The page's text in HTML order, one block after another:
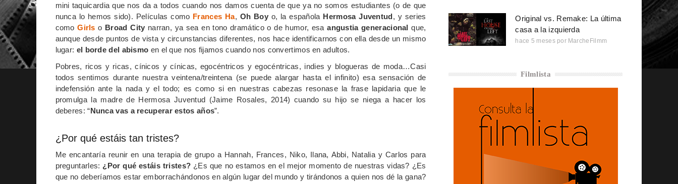
mini taquicardia que nos da a todos cuando nos damos cuenta de que ya no somos estudiantes (o de que
nunca lo hemos sido). Películas como Frances Ha, Oh Boyo, la española Hermosa Juventud, y series
comoGirls o Broad City narran, ya sea en tono dramático o de humor, esaangustia generacional que,
aunque desde puntos de vista y circunstancias diferentes, nos hace identificarnos con ella desde un mismo
lugar: el borde del abismo en el que nos fijamos cuando nos convertimos en adultos.
Pobres, ricos y ricas, cínicos y cínicas, egocéntricos y egocéntricas, indies y blogueras de moda…Casi
todos sentimos durante nuestra veintena/treintena (se puede alargar hasta el infinito) esa sensación de
indefensión ante la nada y el todo; es como si en nuestras cabezas resonase la frase lapidaria que le
promulga la madre de Hermosa Juventud (Jaime Rosales, 2014) cuando su hijo se niega a hacer los
deberes: “Nunca vas a recuperar estos años”.
¿Por qué estáis tan tristes?
Me encantaría reunir en una terapia de grupo a Hannah, Frances, Niko, Ilana, Abbi, Natalia y Carlos para
preguntarles: ¿Por qué estáis tristes? ¿Es que no estamos en el mejor momento de nuestras vidas? ¿Es
que no deberíamos estar emborrachándonos en algún lugar del mundo y tirándonos a quien nos dé la gana?
Original vs. Remake: La última
casa a la izquierda
hace 5 meses por MarcheFilmm
Filmlista